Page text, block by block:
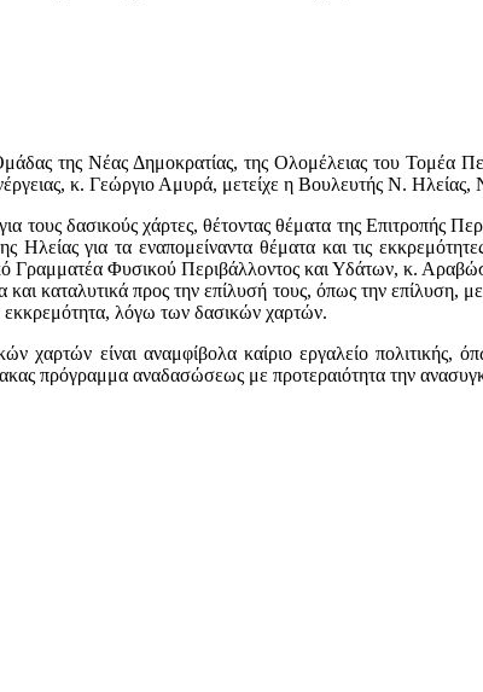
της Νέας Δημοκρατίας, της Ολομέλειας του Τομέα
κ. Γεώργιο Αμυρά, μετείχε η Βουλευτής Ν.
δασικούς χάρτες, θέτοντας θέματα της Επιτροπής
Ηλείας για τα εναπομείναντα θέματα και τις
Γραμματέα Φυσικού Περιβάλλοντος και Υδάτων, κ.
και καταλυτικά προς την επίλυσή τους, όπως την
λόγω των δασικών χαρτών.
χαρτών είναι αναμφίβολα καίριο εργαλείο
πρόγραμμα αναδασώσεως με προτεραιότητα την